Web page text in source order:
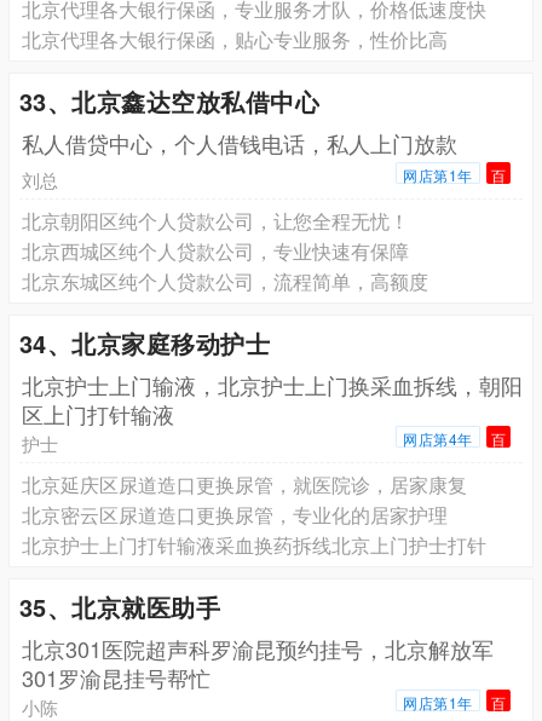
北京代理各大银行保函，专业服务才队，价格低速度快
北京代理各大银行保函，贴心专业服务，性价比高
33、北京鑫达空放私借中心
私人借贷中心，个人借钱电话，私人上门放款
刘总 网店第1年 百
北京朝阳区纯个人贷款公司，让您全程无忧！
北京西城区纯个人贷款公司，专业快速有保障
北京东城区纯个人贷款公司，流程简单，高额度
34、北京家庭移动护士
北京护士上门输液，北京护士上门换采血拆线，朝阳
区上门打针输液
护士 网店第4年 百
北京延庆区尿道造口更换尿管，就医院诊，居家康复
北京密云区尿道造口更换尿管，专业化的居家护理
北京护士上门打针输液采血换药拆线北京上门护士打针
35、北京就医助手
北京301医院超声科罗渝昆预约挂号，北京解放军
301罗渝昆挂号帮忙
小陈 网店第1年 百